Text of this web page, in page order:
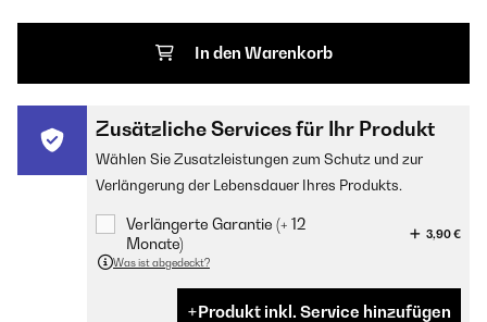
In den Warenkorb
Zusätzliche Services für Ihr Produkt
Wählen Sie Zusatzleistungen zum Schutz und zur
Verlängerung der Lebensdauer Ihres Produkts.
Verlängerte Garantie (+ 12
Monate)
3,90 €
Was ist abgedeckt?
Produkt inkl. Service hinzufügen